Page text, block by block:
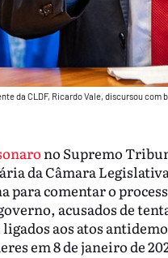
da CLDF, Ricardo Vale, discursou com
no Supremo
da Câmara
comentar o
acusados de
aos atos
em 8 de janeiro de